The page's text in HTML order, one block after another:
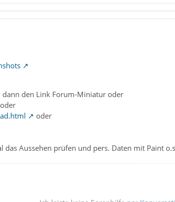
dann den Link Forum-Miniatur oder
oder
oder
das Aussehen prüfen und pers. Daten mit Paint